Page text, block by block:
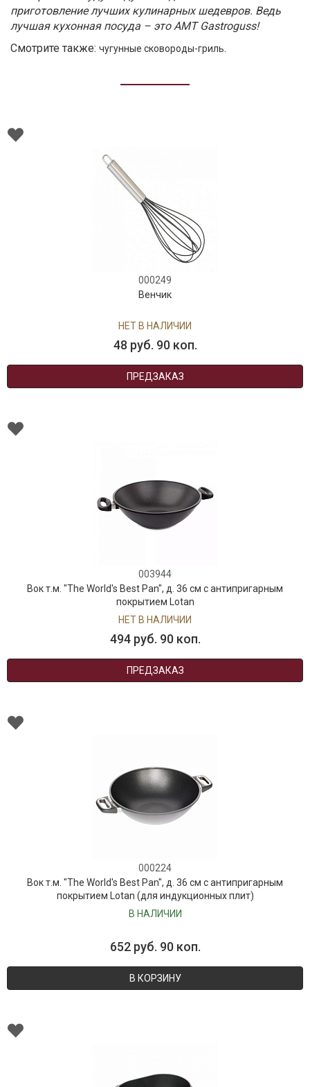
приготовление лучших кулинарных шедевров. Ведь
лучшая кухонная посуда – это AMT Gastroguss!
Смотрите также: чугунные сковороды-гриль.
000249
Венчик
НЕТ В НАЛИЧИИ
48 руб. 90 коп.
ПРЕДЗАКАЗ
003944
Вок т.м. "The World's Best Pan", д. 36 см с антипригарным
покрытием Lotan
НЕТ В НАЛИЧИИ
494 руб. 90 коп.
ПРЕДЗАКАЗ
000224
Вок т.м. "The World's Best Pan", д. 36 см с антипригарным
покрытием Lotan (для индукционных плит)
В НАЛИЧИИ
652 руб. 90 коп.
В КОРЗИНУ